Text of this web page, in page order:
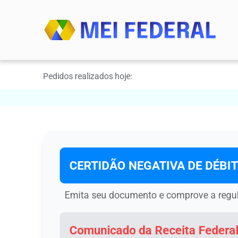
Pedidos realizados hoje:
CERTIDÃO NEGATIVA DE
Emita seu documento e comprove a
Comunicado da Receita